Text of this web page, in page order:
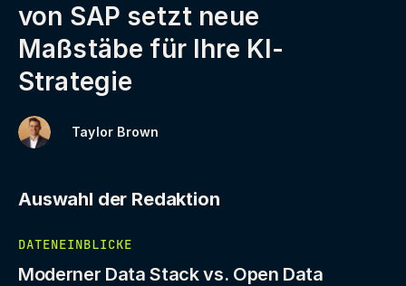
von SAP setzt neue
Maßstäbe für Ihre KI-
Strategie
Taylor Brown
Auswahl der Redaktion
DATENEINBLICKE
Moderner Data Stack vs. Open Data